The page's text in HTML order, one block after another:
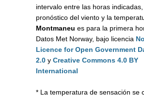
intervalo entre las horas
pronóstico del viento y la
Montmaneu es para la primera
Datos Met Norway, bajo licencia
Licence for Open Government
2.0 y Creative Commons 4.0 BY
International
* La temperatura de sensación se